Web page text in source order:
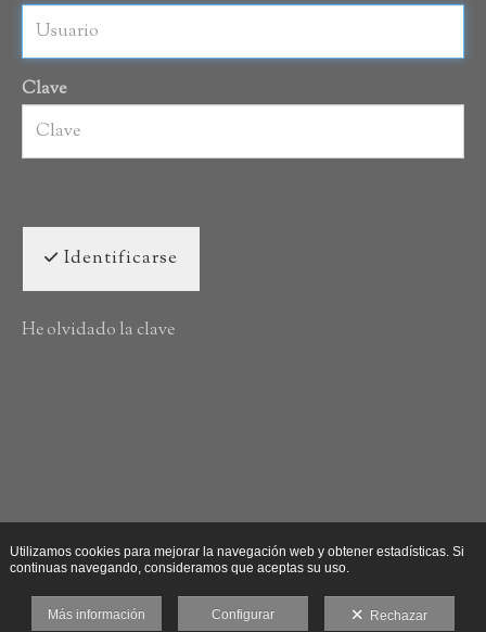
Clave
Identificarse
He olvidado la clave
Utilizamos cookies para mejorar la navegación web y obtener estadísticas. Si
continuas navegando, consideramos que aceptas su uso.
Más información Configurar Rechazar